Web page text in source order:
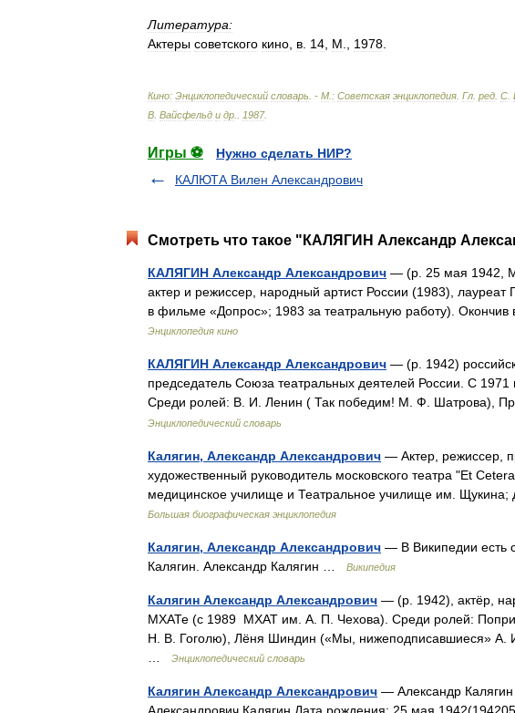
Литература:
Актеры советского кино в 14 М 1978
Кино: Энциклопедический словарь . - М : Советская энциклопедия Гл ред С
В Вайсфельд и др 1987.
Игры ⚽
Нужно сделать НИР?
КАЛЮТА Вилен Александрович
Смотреть что такое "КАЛЯГИН Александр
КАЛЯГИН Александр Александрович — (р. 25 мая 1942,
актер и режиссер, народный артист России (1983),
в фильме «Допрос»; 1983 за театральную работу).
Энциклопедия кино
КАЛЯГИН Александр Александрович — (р. 1942)
председатель Союза театральных деятелей России. С
Среди ролей: В. И. Ленин ( Так победим! М. Ф. Шатрова),
Энциклопедический словарь
Калягин, Александр Александрович — Актер, режиссер,
художественный руководитель московского театра "Et
медицинское училище и Театральное училище им.
Большая биографическая энциклопедия
Калягин, Александр Александрович — В Википедии есть
Калягин. Александр Калягин …
Википедия
Калягин Александр Александрович — (р. 1942), актёр,
МХАТе (с 1989 МХАТ им. А. П. Чехова). Среди ролей:
Н. В. Гоголю), Лёня Шиндин («Мы, нижеподписавшиеся» А.
Энциклопедический словарь
Калягин Александр Александрович — Александр